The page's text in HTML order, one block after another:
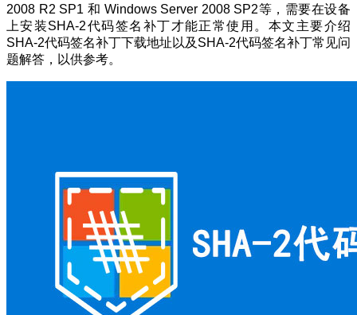
2008 R2 SP1 和 Windows Server 2008 SP2等，需要在设备
上安装SHA-2代码签名补丁才能正常使用。本文主要介绍
SHA-2代码签名补丁下载地址以及SHA-2代码签名补丁常见问
题解答，以供参考。